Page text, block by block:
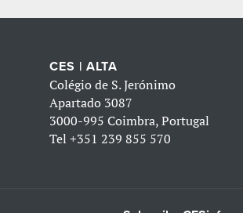
CES | ALTA
Colégio de S. Jerónimo
Apartado 3087
3000-995 Coimbra, Portugal
Tel+351 239 855 570